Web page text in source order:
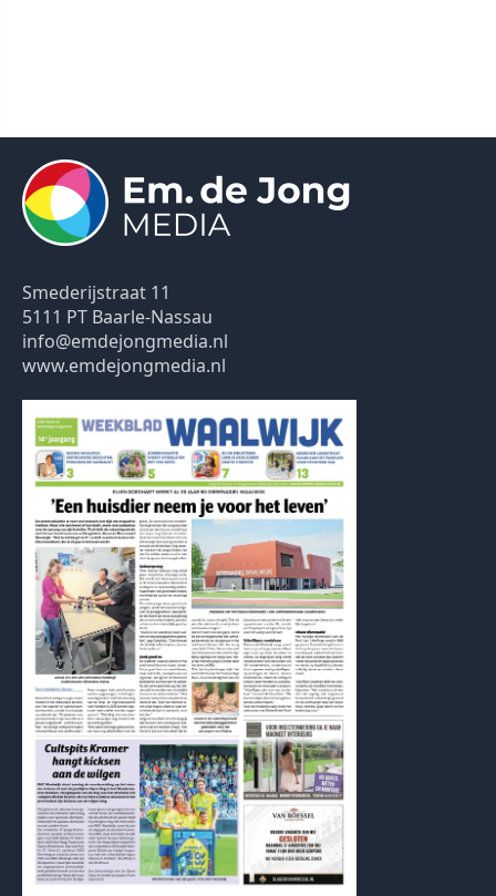
Smederijstraat 11
5111 PT Baarle-Nassau
info@emdejongmedia.nl
www.emdejongmedia.nl